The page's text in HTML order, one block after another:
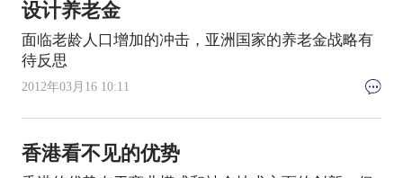
设计养老金
面临老龄人口增加的冲击，亚洲国家的养老金战略有
待反思
2012年03月16 10:11
香港看不见的优势